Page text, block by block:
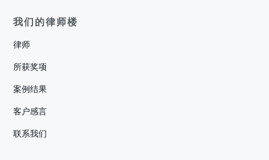
我们的律师楼
律师
所获奖项
案例结果
客户感言
联系我们